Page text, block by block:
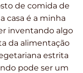
de comida de
casa é a minha
inventando algo
da alimentação
estrita
pode ser um